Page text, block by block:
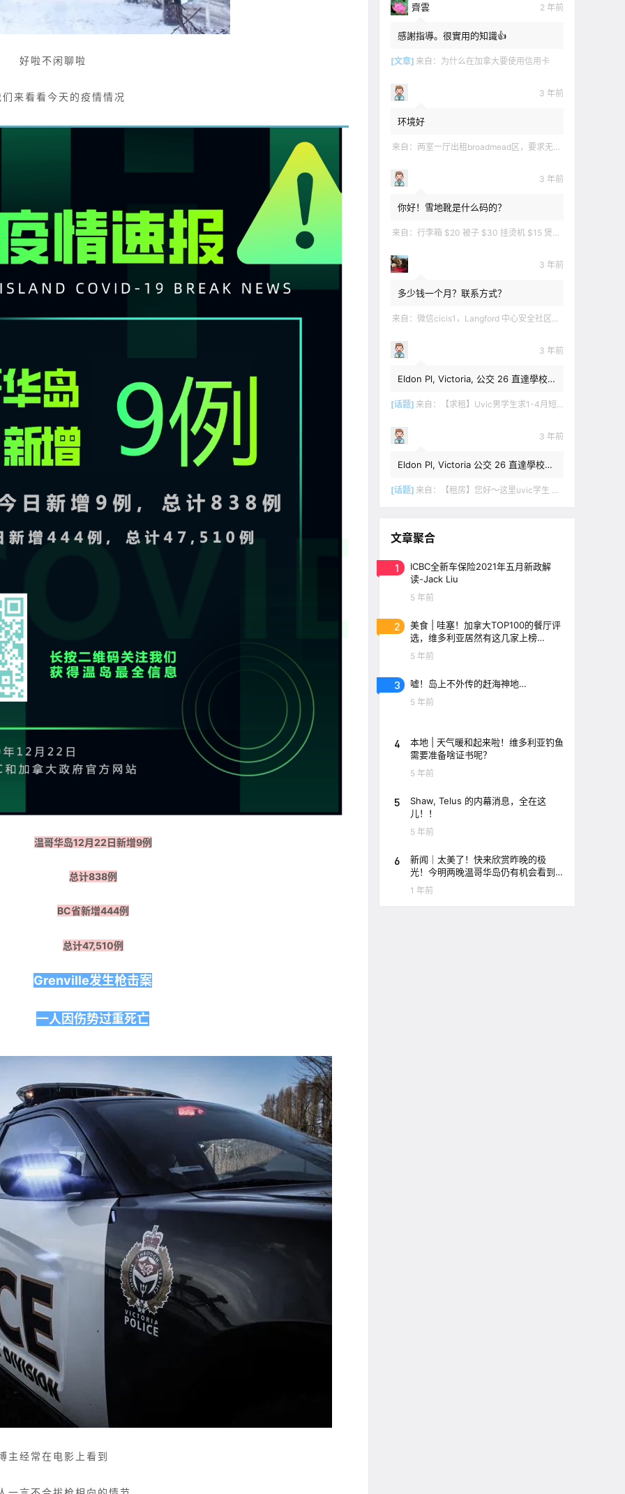
好啦不闲聊啦
们来看看今天的疫情情况
温哥华岛12月22日新增9例
总计838例
BC省新增444例
总计47,510例
Grenville发生枪击案
一人因伤势过重死亡
主经常在电影上看到
齊雲 2 年前
感謝指導。很實用的知識👍
[文章] 来自： 为什么在加拿大要使用信用卡
3 年前
环境好
来自： 两室一厅出租broadmead区，要求无烟无宠无麻无party，租金2200不包水电有意短信联系2508858496
3 年前
你好！雪地靴是什么码的？
来自： 行李箱 $20 被子 $30 挂烫机 $15 煲汤锅 $5 华夫饼机 $5 衣服 $5 雪地靴 $10 滑雪手套 $10 宜家衣物收纳 .
3 年前
多少钱一个月？联系方式？
来自： 微信cicis1，Langford 中心安全社区完全独立平地出入一室一厅一书房步行5分钟到公车站和商业圈 有后花园和.
3 年前
Eldon Pl, Victoria, 公交 26 直達學校，
[话题] 来自： 【求租】Uvic男学生求1-4月短租
3 年前
Eldon Pl, Victoria 公交 26 直達學校，
[话题] 来自： 【租房】您好～这里uvic学生 明年1月份开始 希望找个独立出入的 爱干净 谢谢！
文章聚合
1
ICBC全新车保险2021年五月新政解
读-Jack Liu
5 年前
2
美食 | 哇塞！加拿大TOP100的餐厅评
选，维多利亚居然有这几家上榜
了！！
5 年前
3 嘘！岛上不外传的赶海神地…
5 年前
4
本地 | 天气暖和起来啦！维多利亚钓鱼
需要准备啥证书呢？
5 年前
5
Shaw, Telus 的内幕消息，全在这
儿！！
5 年前
6
新闻｜太美了！快来欣赏昨晚的极
光！今明两晚温哥华岛仍有机会看到
极光哦！
1 年前